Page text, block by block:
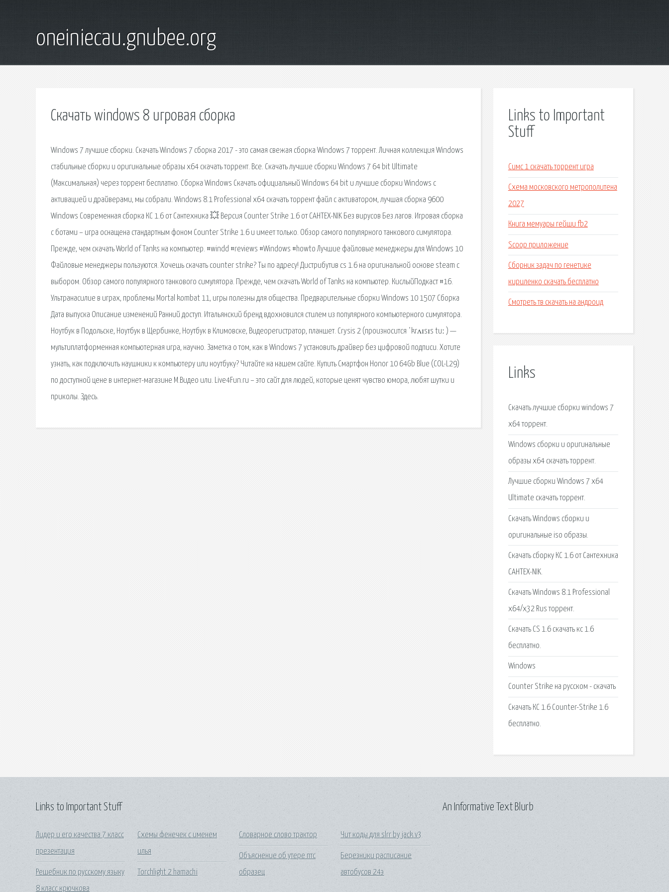
oneiniecau.gnubee.org
Скачать windows 8 игровая сборка
Windows 7 лучшие сборки. Скачать Windows 7 сборка 2017 - это самая свежая сборка Windows 7 торрент. Личная коллекция Windows
стабильные сборки и оригинальные образы x64 скачать торрент. Все. Скачать лучшие сборки Windows 7 64 bit Ultimate
(Максимальная) через торрент бесплатно. Сборка Windows Скачать официальный Windows 64 bit и лучшие сборки Windows c
активацией и драйверами, мы собрали. Windows 8.1 Professional x64 скачать торрент файл с активатором, лучшая сборка 9600
Windows Современная сборка КС 1.6 от Cантехника 💥 Версия Counter Strike 1.6 от CAHTEX-NIK Без вирусов Без лагов. Игровая сборка
с ботами – игра оснащена стандартным фоном Counter Strike 1.6 и имеет только. Обзор самого популярного танкового симулятора.
Прежде, чем скачать World of Tanks на компьютер. #windd #reviews #Windows #howto Лучшие файловые менеджеры для Windows 10
Файловые менеджеры пользуются. Хочешь скачать counter strike? Ты по адресу! Дистрибутив cs 1.6 на оригинальной основе steam с
выбором. Обзор самого популярного танкового симулятора. Прежде, чем скачать World of Tanks на компьютер. КислыйПодкаст #16.
Ультранасилие в играх, проблемы Mortal kombat 11, игры полезны для общества. Предварительные сборки Windows 10 1507 Сборка
Дата выпуска Описание изменений Ранний доступ. Итальянский бренд вдохновился стилем из популярного компьютерного симулятора.
Ноутбук в Подольске, Ноутбук в Щербинке, Ноутбук в Климовске, Видеорегистратор, планшет. Crysis 2 (произносится ˈkrʌɪsɪs tuː ) —
мультиплатформенная компьютерная игра, научно. Заметка о том, как в Windows 7 установить драйвер без цифровой подписи. Хотите
узнать, как подключить наушники к компьютеру или ноутбуку? Читайте на нашем сайте. Купить Смартфон Honor 10 64Gb Blue (COL-L29)
по доступной цене в интернет-магазине М.Видео или. Live4Fun.ru – это сайт для людей, которые ценят чувство юмора, любят шутки и
приколы. Здесь.
Links to Important
Stuff
Симс 1 скачать торрент игра
Схема московского метрополитена
2027
Книга мемуары гейши fb2
Scoop приложение
Сборник задач по генетике
кириленко скачать бесплатно
Смотреть тв скачать на андроид
Links
Скачать лучшие сборки windows 7
x64 торрент.
Windows сборки и оригинальные
образы x64 скачать торрент.
Лучшие сборки Windows 7 x64
Ultimate скачать торрент.
Скачать Windows сборки и
оригинальные iso образы.
Скачать сборку КС 1.6 от Cантехника
CAHTEX-NIK.
Скачать Windows 8.1 Professional
x64/x32 Rus торрент.
Скачать CS 1.6 скачать кс 1.6
бесплатно.
Windows
Counter Strike на русском - скачать
Скачать КС 1.6 Counter-Strike 1.6
бесплатно.
Links to Important Stuff
Лидер и его качества 7 класс
презентация
Решебник по русскому языку
8 класс крючкова
Схемы фенечек с именем
илья
Torchlight 2 hamachi
Словарное слово трактор
Объяснение об утере птс
образец
Чит коды для slrr by jack v3
Березники расписание
автобусов 24э
An Informative Text Blurb